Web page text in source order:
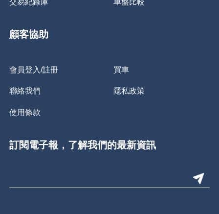
顧客協助
會員登入/註冊 買車
聯絡我們 隱私政策
使用條款
訂閱電子報，了解我們的最新資訊